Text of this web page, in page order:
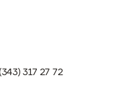
317 27 72